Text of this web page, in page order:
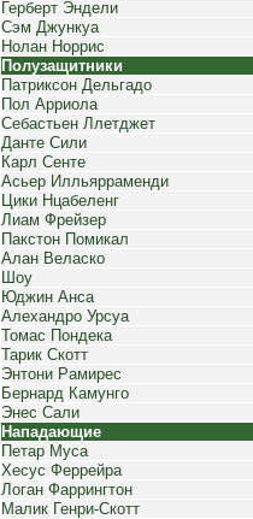
Герберт Эндели
Сэм Джункуа
Нолан Норрис
Полузащитники
Патриксон Дельгадо
Пол Арриола
Себастьен Ллетджет
Данте Сили
Карл Сенте
Асьер Илльярраменди
Цики Нцабеленг
Лиам Фрейзер
Пакстон Помикал
Алан Веласко
Шоу
Юджин Анса
Алехандро Урсуа
Томас Пондека
Тарик Скотт
Энтони Рамирес
Бернард Камунго
Энес Сали
Нападающие
Петар Муса
Хесус Феррейра
Логан Фаррингтон
Малик Генри-Скотт